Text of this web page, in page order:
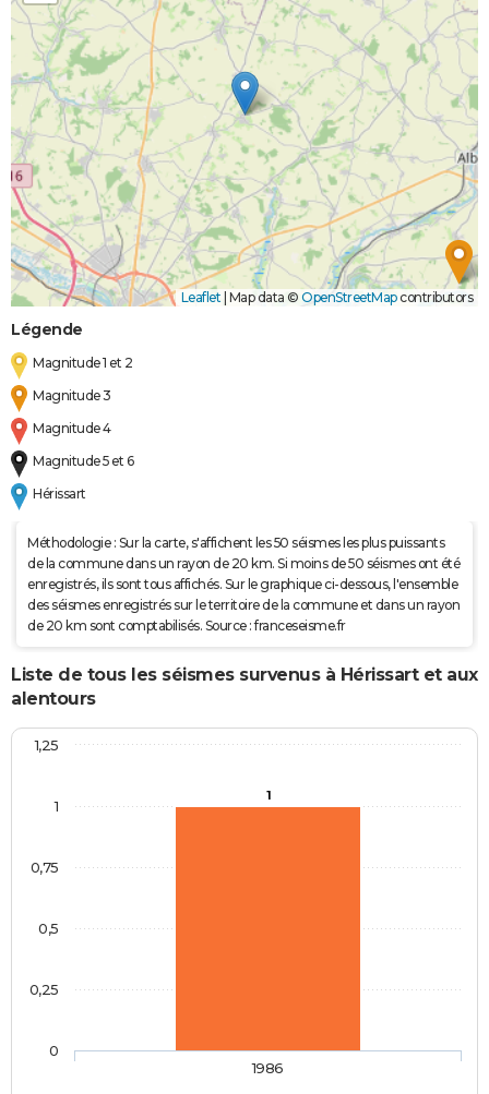
Leaflet | Map data © OpenStreetMapcontributors
Légende
Magnitude 1 et 2
Magnitude 3
Magnitude 4
Magnitude 5 et 6
Hérissart
Méthodologie : Sur la carte, s'affichent les 50 séismes les plus puissants
de la commune dans un rayon de 20 km. Si moins de 50 séismes ont été
enregistrés, ils sont tous affichés. Sur le graphique ci-dessous, l'ensemble
des séismes enregistrés sur le territoire de la commune et dans un rayon
de 20 km sont comptabilisés. Source : franceseisme.fr
Liste de tous les séismes survenus à Hérissart et aux
alentours
1
1986
0
0,25
0,5
0,75
1
1,25